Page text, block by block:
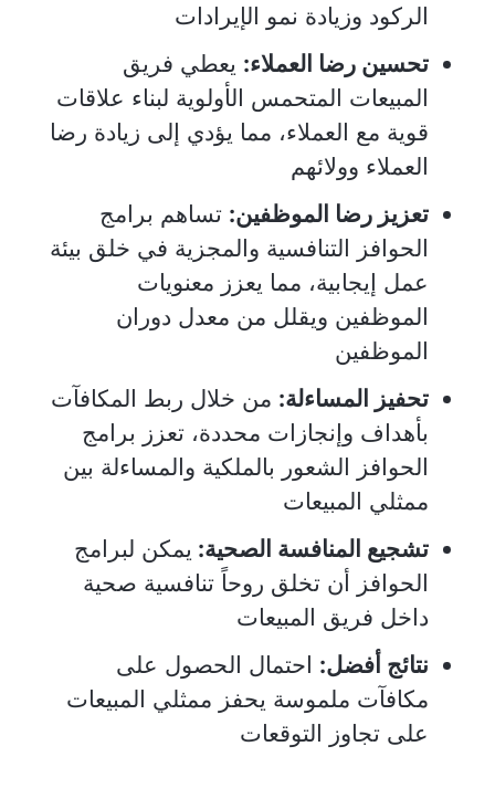
الركود وزيادة نمو الإيرادات
تحسين رضا العملاء: يعطي فريق
المبيعات المتحمس الأولوية لبناء علاقات
قوية مع العملاء، مما يؤدي إلى زيادة رضا
العملاء وولائهم
تعزيز رضا الموظفين: تساهم برامج
الحوافز التنافسية والمجزية في خلق بيئة
عمل إيجابية، مما يعزز معنويات
الموظفين ويقلل من معدل دوران
الموظفين
تحفيز المساءلة: من خلال ربط المكافآت
بأهداف وإنجازات محددة، تعزز برامج
الحوافز الشعور بالملكية والمساءلة بين
ممثلي المبيعات
تشجيع المنافسة الصحية: يمكن لبرامج
الحوافز أن تخلق روحاً تنافسية صحية
داخل فريق المبيعات
نتائج أفضل: احتمال الحصول على
مكافآت ملموسة يحفز ممثلي المبيعات
على تجاوز التوقعات